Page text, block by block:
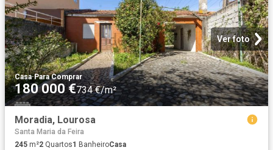
Ver foto
Casa·Para Comprar
180 000 €734 €/m²
Moradia, Lourosa
Santa Maria da Feira
245 m²2 Quartos1 BanheiroCasa